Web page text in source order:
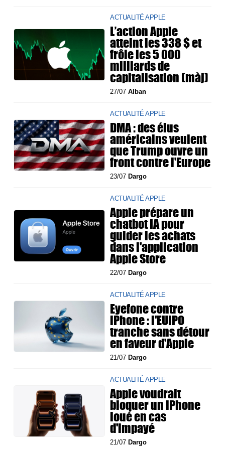
ACTUALITÉ APPLE
L’action Apple
atteint les 338 $ et
frôle les 5 000
milliards de
capitalisation (màj)
27/07Alban
ACTUALITÉ APPLE
DMA : des élus
américains veulent
que Trump ouvre un
front contre l'Europe
23/07 Dargo
ACTUALITÉ APPLE
Apple prépare un
chatbot IA pour
guider les achats
dans l'application
Apple Store
22/07 Dargo
ACTUALITÉ APPLE
Eyefone contre
iPhone : l'EUIPO
tranche sans détour
en faveur d'Apple
21/07 Dargo
ACTUALITÉ APPLE
Apple voudrait
bloquer un iPhone
loué en cas
d'impayé
21/07 Dargo